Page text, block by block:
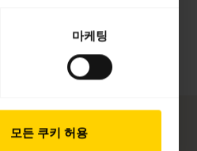
마케팅
모든 쿠키 허용